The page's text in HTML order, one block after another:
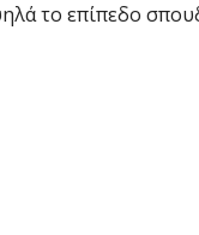
το επίπεδο